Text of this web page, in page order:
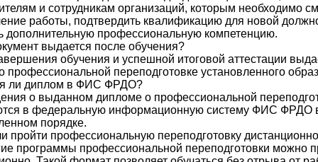
и сотрудникам организаций, которым необходимо
работы, подтвердить квалификацию для новой
дополнительную профессиональную компетенцию.
выдается после обучения?
обучения и успешной итоговой аттестации
профессиональной переподготовке установленного
ли диплом в ФИС ФРДО?
о выданном дипломе о профессиональной
в федеральную информационную систему ФИС ФРДО
порядке.
пройти профессиональную переподготовку
программы профессиональной переподготовки можно